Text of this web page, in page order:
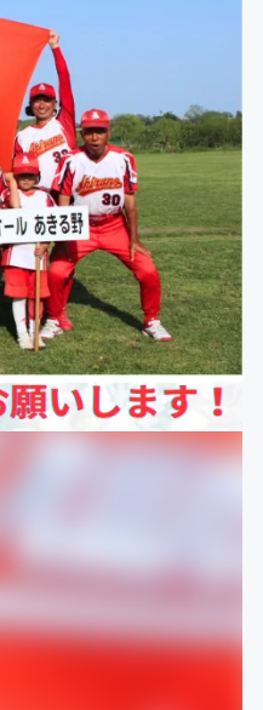
ビュー
for Social GoodCAMPFIRE
ふるさと納税machi-yaコミュ